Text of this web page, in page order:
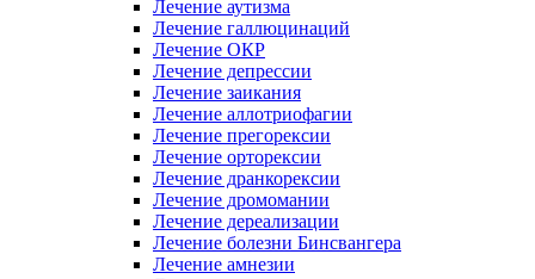
Лечение аутизма
Лечение галлюцинаций
Лечение ОКР
Лечение депрессии
Лечение заикания
Лечение аллотриофагии
Лечение прегорексии
Лечение орторексии
Лечение дранкорексии
Лечение дромомании
Лечение дереализации
Лечение болезни Бинсвангера
Лечение амнезии